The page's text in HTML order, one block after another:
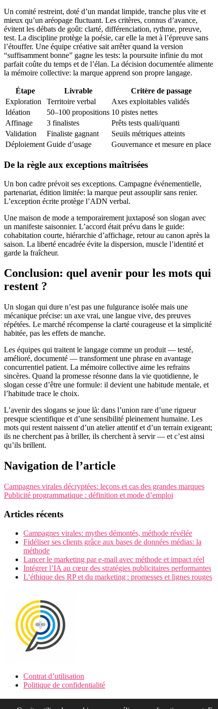
Un comité restreint, doté d’un mandat limpide, tranche plus vite et
mieux qu’un aréopage fluctuant. Les critères, connus d’avance,
évitent les débats de goût: clarté, différenciation, rythme, preuve,
test. La discipline protège la poésie, car elle la met à l’épreuve sans
l’étouffer. Une équipe créative sait arrêter quand la version
“suffisamment bonne” gagne les tests: la poursuite infinie du mot
parfait coûte du temps et de l’élan. La décision documentée alimente
la mémoire collective: la marque apprend son propre langage.
Étape Livrable
Critère de passage
Exploration
Territoire verbal
Axes exploitables validés
Idéation
50–100 propositions 10 pistes nettes
Affinage
3 finalistes
Prêts tests quali/quanti
Validation
Finaliste gagnant
Seuils métriques atteints
Déploiement Guide d’usage Gouvernance et mesure en place
De la règle aux exceptions maîtrisées
Un bon cadre prévoit ses exceptions. Campagne événementielle,
partenariat, édition limitée: la marque peut assouplir sans renier.
L’exception écrite protège l’ADN verbal.
Une maison de mode a temporairement juxtaposé son slogan avec
un manifeste saisonnier. L’accord était prévu dans le guide:
cohabitation courte, hiérarchie d’affichage, retour au canon après la
saison. La liberté encadrée évite la dispersion, muscle l’identité et
garde la fraîcheur.
Conclusion: quel avenir pour les mots qui
restent ?
Un slogan qui dure n’est pas une fulgurance isolée mais une
mécanique précise: un axe vrai, une langue vive, des preuves
répétées. Le marché récompense la clarté courageuse et la simplicité
habitée, pas les effets de manche.
Les équipes qui traitent le langage comme un produit — testé,
amélioré, documenté — transforment une phrase en avantage
concurrentiel patient. La mémoire collective aime les refrains
sincères. Quand la promesse résonne dans la vie quotidienne, le
slogan cesse d’être une formule: il devient une habitude mentale, et
l’habitude trace le choix.
L’avenir des slogans se joue là: dans l’union rare d’une rigueur
presque scientifique et d’une sensibilité pleinement humaine. Les
mots qui restent naissent d’un atelier attentif et d’un terrain exigeant;
ils ne cherchent pas à briller, ils cherchent à servir — et c’est ainsi
qu’ils brillent.
Navigation de l’article
Campagnes virales décryptées: leçons et cas des grandes marques
Publicité programmatique : définition et mode d’emploi
Articles récents
Campagnes virales: mythes démontés, méthode révélée
Fidéliser ses clients grâce aux bases de données médias: la
méthode
Lancer le marketing par e-mail avec méthode et impact réel
Intégrer l’IA au cœur des stratégies publicitaires performantes
L’éthique des RP et du marketing : promesses et lignes rouges
Contrat d’utilisation
Politique de confidentialité
Plan du site